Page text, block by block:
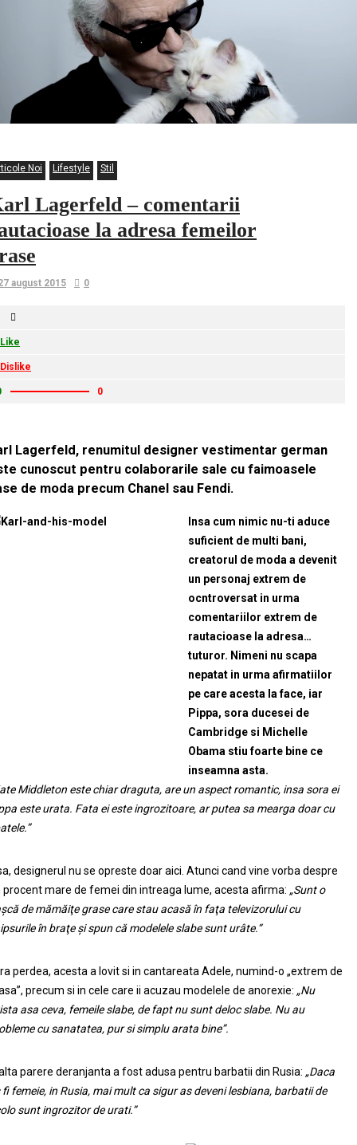
Noi Lifestyle Stil
Lagerfeld – comentarii
la adresa femeilor
august 2015 0
Like
Dislike
0
Lagerfeld, renumitul designer vestimentar german
cunoscut pentru colaborarile sale cu faimoasele
de moda precum Chanel sau Fendi.
Insa cum nimic nu-ti aduce
suficient de multi bani,
creatorul de moda a devenit
un personaj extrem de
ocntroversat in urma
comentariilor extrem de
rautacioase la adresa…
tuturor. Nimeni nu scapa
nepatat in urma afirmatiilor
pe care acesta la face, iar
Pippa, sora ducesei de
Cambridge si Michelle
Obama stiu foarte bine ce
inseamna asta.
Middleton este chiar draguta, are un aspect romantic, insa sora ei
este urata. Fata ei este ingrozitoare, ar putea sa mearga doar cu
designerul nu se opreste doar aici. Atunci cand vine vorba despre
procent mare de femei din intreaga lume, acesta afirma: „Sunt o
de mămăiţe grase care stau acasă în faţa televizorului cu
în braţe şi spun că modelele slabe sunt urâte.“
perdea, acesta a lovit si in cantareata Adele, numind-o „extrem de
precum si in cele care ii acuzau modelele de anorexie: „Nu
asa ceva, femeile slabe, de fapt nu sunt deloc slabe. Nu au
cu sanatatea, pur si simplu arata bine”.
parere deranjanta a fost adusa pentru barbatii din Rusia: „Daca
fi femeie, in Rusia, mai mult ca sigur as deveni lesbiana, barbatii de
sunt ingrozitor de urati.”